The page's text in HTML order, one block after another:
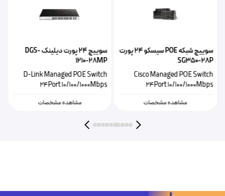
سوییچ شبکه POE سیسکو ۲۴ پورت
SG350-28P
Cisco Managed POE Switch
24Port 10/100/1000Mbps
مشاهده مشخصات
سوییچ ۲۴ پورت دیلینک DGS-
1210-28MP
D-Link Managed POE Switch
24Port 10/100/1000Mbps
مشاهده مشخصات